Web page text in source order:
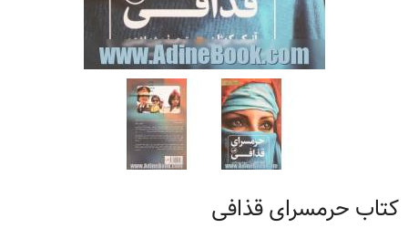
کتاب حرمسرای قذافی